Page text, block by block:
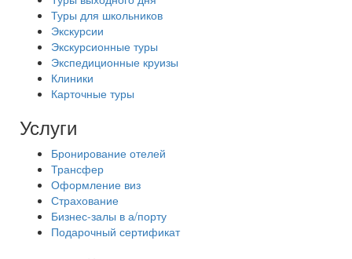
Туры для школьников
Экскурсии
Экскурсионные туры
Экспедиционные круизы
Клиники
Карточные туры
Услуги
Бронирование отелей
Трансфер
Оформление виз
Страхование
Бизнес-залы в а/порту
Подарочный сертификат